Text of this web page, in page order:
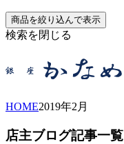
検索を閉じる
HOME2019年2月
店主ブログ記事一覧